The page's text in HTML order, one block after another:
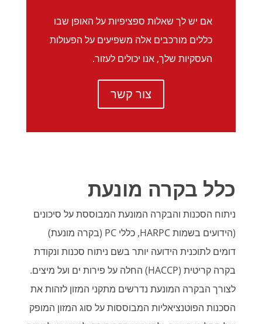
אם יש לך שאלות ספציפיות על האופן שבו
כללים מורכבים אלה משפיעים על הפעולות
העסקיות שלך, אנו יכולים לעזור.
צור קשר
כלל בקרה מונעת
ניתוח הסכנות והבקרה המונעת המבוססת על סיכונים
(הידועים בשמות HARPC, כללי PC (בקרה מונעת)
דומים לתוכנית הידועה יותר בשם ניתוח סכנות ונקודת
בקרה קריטית (HACCP) החלה על פירות ים ועל מיצים.
לצורך הבקרה המונעת נדרשים מתקני המזון לזהות את
הסכנות הפוטנציאליות המבוססות על סוג המזון המופק